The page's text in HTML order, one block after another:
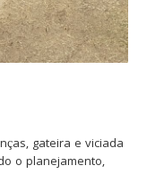
gateira e viciada
o planejamento,